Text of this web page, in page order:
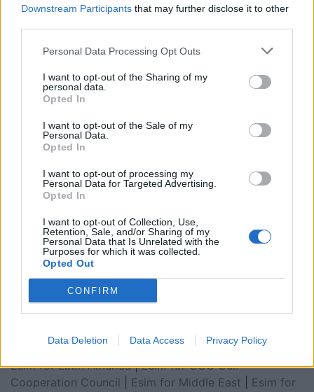
Downstream Participants that may further disclose it to other
Personal Data Processing Opt Outs
I want to opt-out of the Sharing of my
personal data.
Opted In
I want to opt-out of the Sale of my
Personal Data.
Opted In
I want to opt-out of processing my
Personal Data for Targeted Advertising.
Opted In
I want to opt-out of Collection, Use,
Retention, Sale, and/or Sharing of my
Personal Data that Is Unrelated with the
Purposes for which it was collected.
Opted Out
CONFIRM
Data Deletion Data Access Privacy Policy
Esim for Global|Esim for Europe|Esim for Caribbean
Esim for USA|
for Turkey|Esim for Germany|Esim for Greece|Esim
for Asia
Esim for World Cup 2026
Arabia|Esim for Egypt|Esim for United Arab
Esim for Balkans Esim for Morocco
Esim for United Kingdom Esim for Africa
Esim for Latin America|Esim for GCC Gulf
Cooperation Council
Esim for Middle East
Esim for